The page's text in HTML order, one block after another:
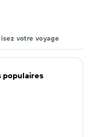
votre voyage
populaires